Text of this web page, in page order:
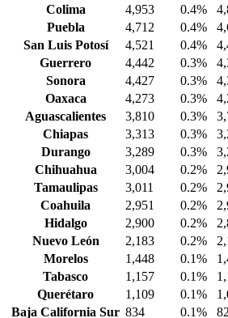
Colima
4,953 0.4%
Puebla
4,712 0.4%
San Luis Potosí
4,521 0.4%
Guerrero
4,442 0.3%
Sonora
4,427 0.3%
Oaxaca
4,273 0.3%
Aguascalientes
3,810 0.3%
Chiapas
3,313 0.3%
Durango
3,289 0.3%
Chihuahua
3,004 0.2%
Tamaulipas
3,011 0.2%
Coahuila
2,951 0.2%
Hidalgo
2,900 0.2%
Nuevo León
2,183 0.2%
Morelos
1,448 0.1%
Tabasco
1,157 0.1%
Querétaro
1,109 0.1%
Baja California Sur 834 0.1%